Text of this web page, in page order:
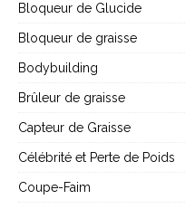
Bloqueur de Glucide
Bloqueur de graisse
Bodybuilding
Brûleur de graisse
Capteur de Graisse
Célébrité et Perte de Poids
Coupe-Faim